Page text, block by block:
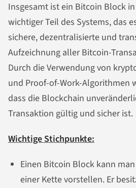
Insgesamt ist ein Bitcoin Block
wichtiger Teil des Systems, das
sichere, dezentralisierte und
Aufzeichnung aller Bitcoin-
Durch die Verwendung von
und Proof-of-Work-Algorithmen
dass die Blockchain
Transaktion gültig und sicher ist.
Wichtige Stichpunkte:
Einen Bitcoin Block kann
einer Kette vorstellen. Er